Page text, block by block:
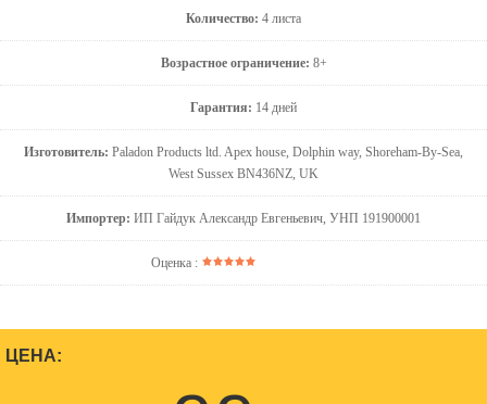
Количество: 4 листа
Возрастное ограничение: 8+
Гарантия: 14 дней
Изготовитель: Paladon Products ltd. Apex house, Dolphin way, Shoreham-By-Sea,
West Sussex BN436NZ, UK
Импортер: ИП Гайдук Александр Евгеньевич, УНП 191900001
Оценка :
ЦЕНА: